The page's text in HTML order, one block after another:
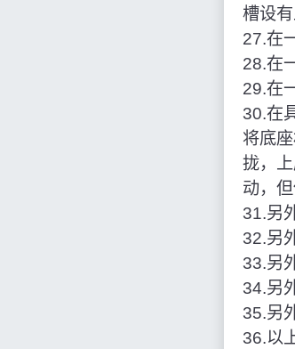
槽设
27.在
28.在
29.在
30.在
将底
拢，
动，
31.另
32.另
33.另
34.另
35.另
36.以